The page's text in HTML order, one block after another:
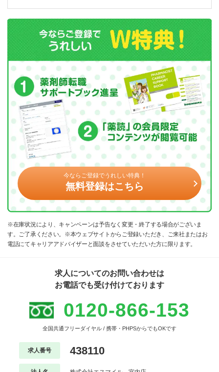
今ならご登録でうれしい特典！
無料登録はこちら
※在庫状況により、キャンペーンは予告なく変更・終了する場合がございま
す。ご了承ください。※本ウェブサイトからご登録いただき、ご来社またはお
電話にてキャリアアドバイザーと面談をさせていただいた方に限ります。
求人についてのお問い合わせは
お電話でも受け付けております
0120-866-153
全国共通フリーダイヤル / 携帯・PHPSからでもOKです
求人番号 438110